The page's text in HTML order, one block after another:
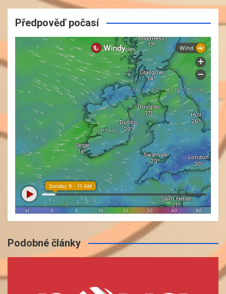
Předpověď počasí
Podobné články